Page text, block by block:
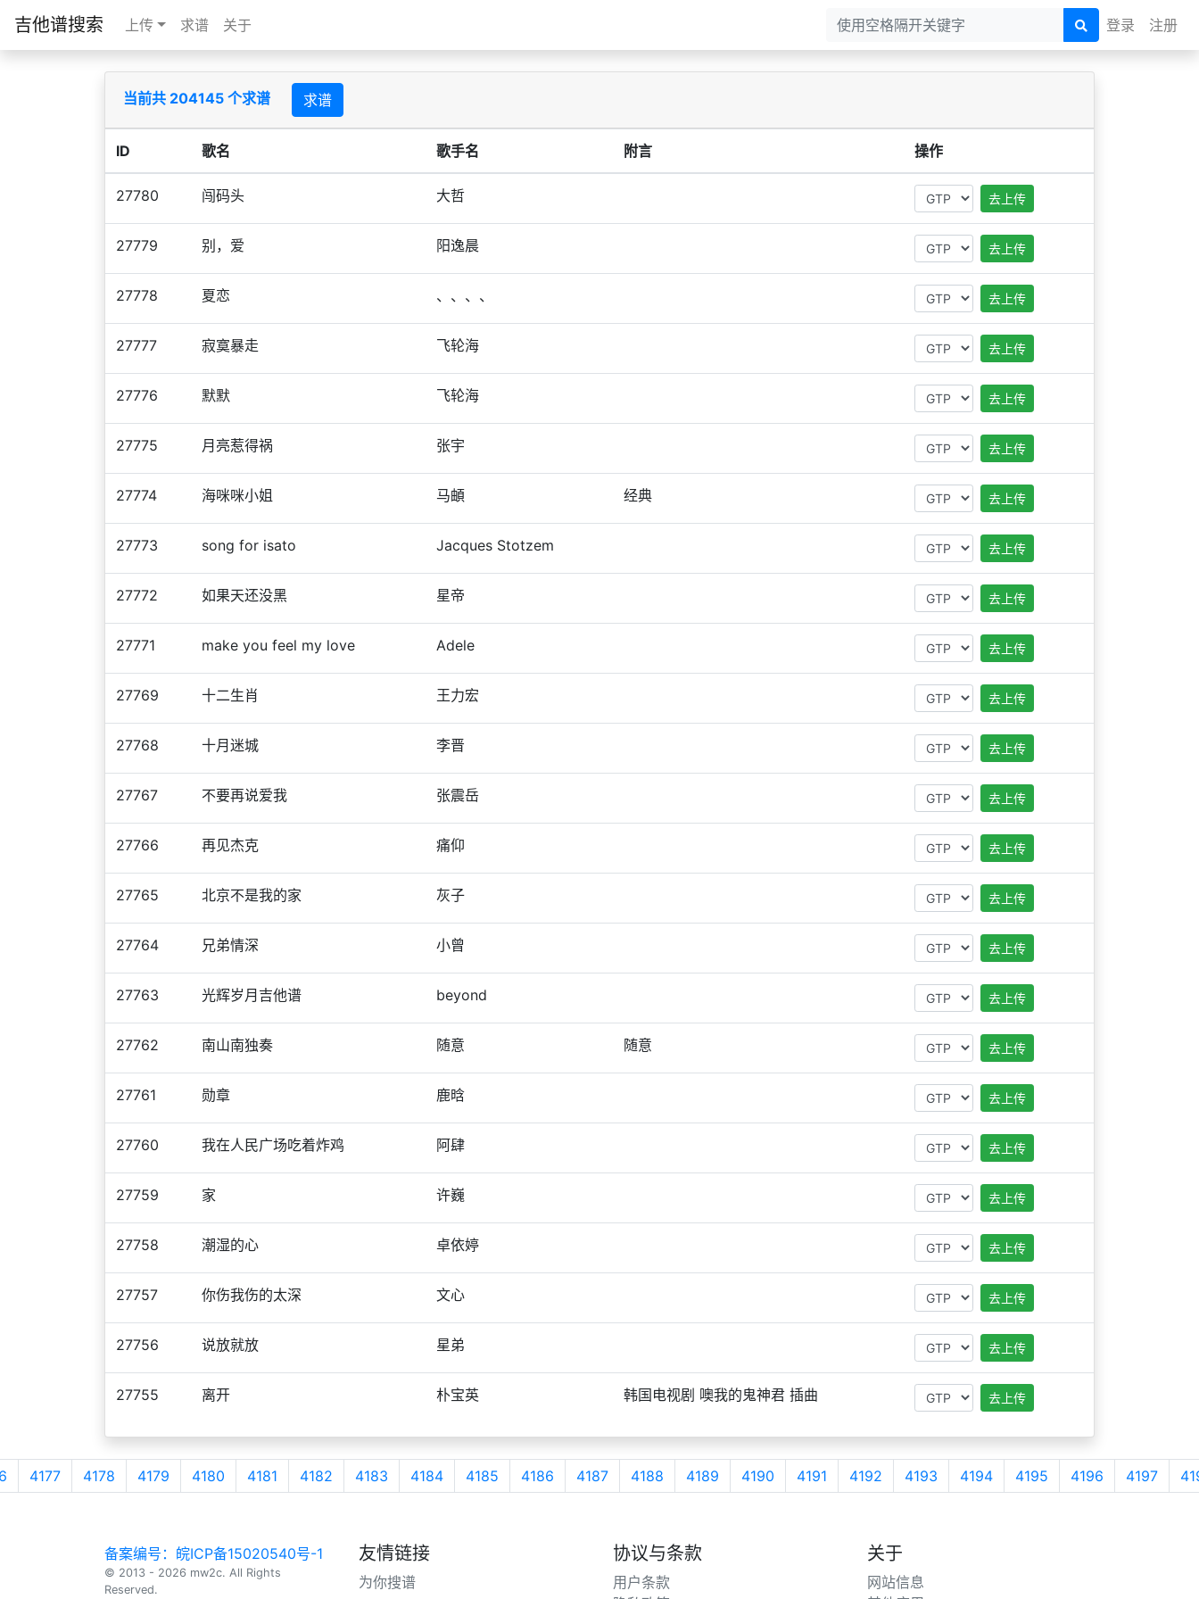
吉他谱搜索 上传 求谱 关于 登录 注册
当前共 204145 个求谱 求谱
ID 歌名 歌手名 附言 操作
27780 闯码头 大哲 去上传
27779 别，爱 阳逸晨 去上传
27778 夏恋 、、、、 去上传
27777 寂寞暴走 飞轮海 去上传
27776 默默 飞轮海 去上传
27775 月亮惹得祸 张宇 去上传
27774 海咪咪小姐 马頔 经典 去上传
27773 song for isato Jacques Stotzem 去上传
27772 如果天还没黑 星帝 去上传
27771 make you feel my love Adele 去上传
27769 十二生肖 王力宏 去上传
27768 十月迷城 李晋 去上传
27767 不要再说爱我 张震岳 去上传
27766 再见杰克 痛仰 去上传
27765 北京不是我的家 灰子 去上传
27764 兄弟情深 小曾 去上传
27763 光辉岁月吉他谱 beyond 去上传
27762 南山南独奏 随意 随意 去上传
27761 勋章 鹿晗 去上传
27760 我在人民广场吃着炸鸡 阿肆 去上传
27759 家 许巍 去上传
27758 潮湿的心 卓依婷 去上传
27757 你伤我伤的太深 文心 去上传
27756 说放就放 星弟 去上传
27755 离开 朴宝英 韩国电视剧 噢我的鬼神君 插曲 去上传
4177 4178 4179 4180 4181 4182 4183 4184 4185 4186 4187 4188 4189 4190 4191 4192 4193 4194 4195 4196 4197
备案编号：皖ICP备15020540号-1
© 2013 - 2026 mw2c. All Rights
Reserved.
友情链接
为你搜谱
协议与条款
用户条款
关于
网站信息